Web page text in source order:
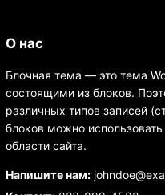
О нас
Блочная тема — это тема
состоящими из блоков.
различных типов записей
блоков можно
области сайта.
Напишите нам: